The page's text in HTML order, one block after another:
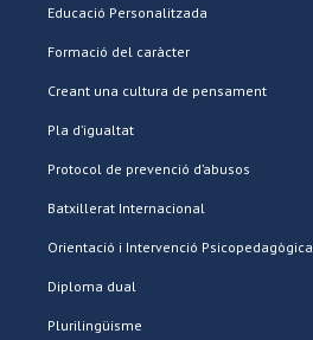
Educació Personalitzada
Formació del caràcter
Creant una cultura de pensament
Pla d’igualtat
Protocol de prevenció d’abusos
Batxillerat Internacional
Orientació i Intervenció Psicopedagògica
Diploma dual
Plurilingüisme